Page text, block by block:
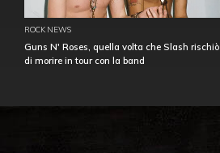
ROCK NEWS
Guns N' Roses, quella volta che Slash rischiò
di morire in tour con la band